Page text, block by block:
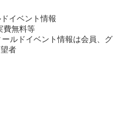
イベント情報
費無料等
ルドイベント情報は会員、グ
者